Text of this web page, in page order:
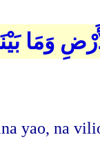
وَمَا
yao, na